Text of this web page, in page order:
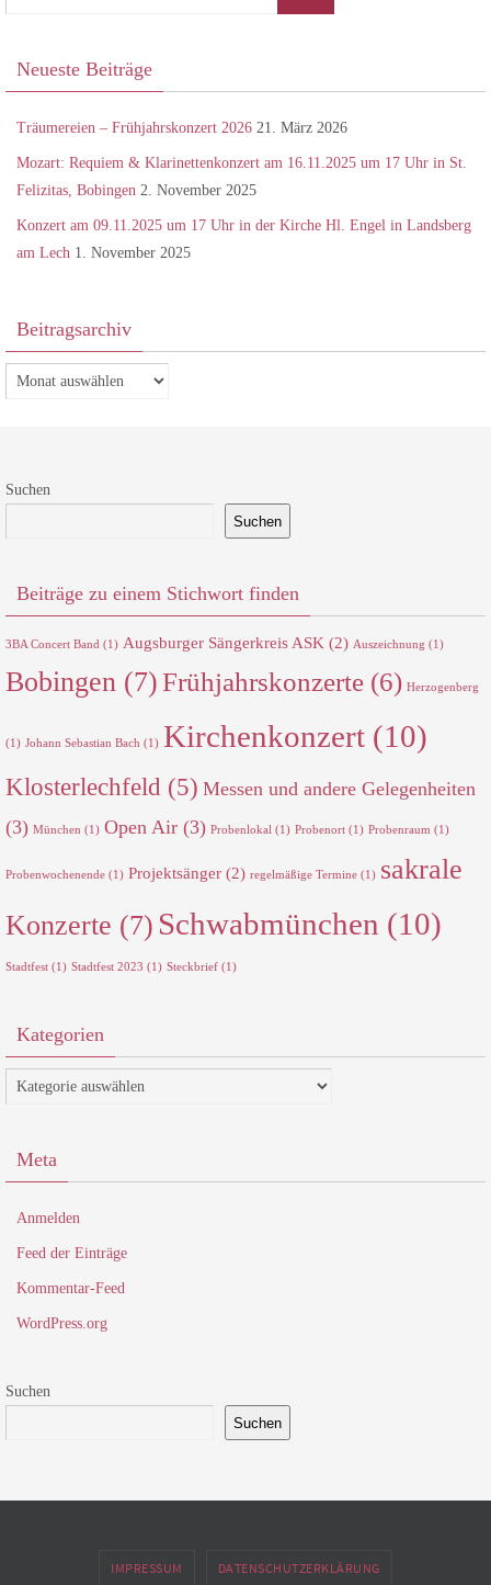
Neueste Beiträge
Träumereien – Frühjahrskonzert 2026 21. März 2026
Mozart: Requiem & Klarinettenkonzert am 16.11.2025 um 17 Uhr in St.
Felizitas, Bobingen 2. November 2025
Konzert am 09.11.2025 um 17 Uhr in der Kirche Hl. Engel in Landsberg
am Lech 1. November 2025
Beitragsarchiv
Beitragsarchiv
Suchen
Suchen
Beiträge zu einem Stichwort finden
3BA Concert Band (1) Augsburger Sängerkreis ASK (2) Auszeichnung (1)
Bobingen (7)Frühjahrskonzerte (6) Herzogenberg
(1) Johann Sebastian Bach (1) Kirchenkonzert (10)
Klosterlechfeld (5) Messen und andere Gelegenheiten
(3) München (1) Open Air (3) Probenlokal (1) Probenort (1) Probenraum (1)
Probenwochenende (1) Projektsänger (2) regelmäßige Termine (1) sakrale
Konzerte (7) Schwabmünchen (10)
Stadtfest (1) Stadtfest 2023 (1) Steckbrief (1)
Kategorien
Kategorien
Meta
Anmelden
Feed der Einträge
Kommentar-Feed
WordPress.org
Suchen
Suchen
IMPRESSUM DATENSCHUTZERKLÄRUNG